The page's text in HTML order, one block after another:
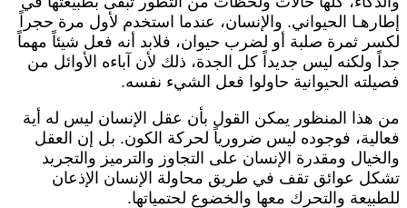
الحيواني. والإنسان، عندما استخدم لأول مرة حجراً
ثمرة صلبة أو لضرب حيوان، فلابد أنه فعل شيئاً مهماً
ولكنه ليس جديداً كل الجدة، ذلك لأن آباءه الأوائل من
الحيوانية حاولوا فعل الشيء نفسه.
هذا المنظور يمكن القول بأن عقل الإنسان ليس له أية
فوجوده ليس ضرورياً لحركة الكون. بل إن العقل
ومقدرة الإنسان على التجاوز والترميز والتجريد
عوائق تقف في طريق محاولة الإنسان الإذعان
والتحرك معها والخضوع لحتمياتها.